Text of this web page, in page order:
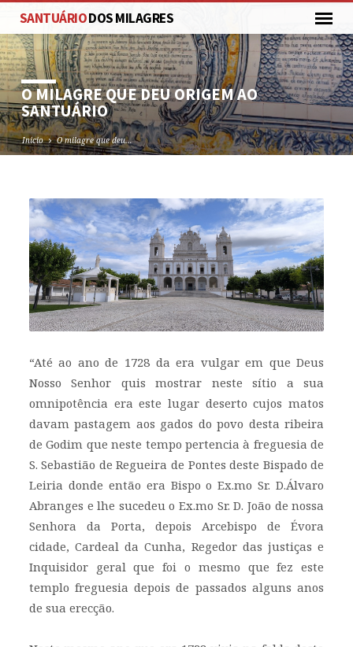
SANTUÁRIODOS MILAGRES
O MILAGRE QUE DEU ORIGEM AO
SANTUÁRIO
Inicio O milagre que deu…
O
MILAGRE
QUE
DEU
ORIGEM
AO
SANTUÁRIO
“Até ao ano de 1728 da era vulgar em que Deus
Nosso Senhor quis mostrar neste sítio a sua
omnipotência era este lugar deserto cujos matos
davam pastagem aos gados do povo desta ribeira
de Godim que neste tempo pertencia à freguesia de
S. Sebastião de Regueira de Pontes deste Bispado de
Leiria donde então era Bispo o Ex.mo Sr. D.Álvaro
Abranges e lhe sucedeu o Ex.mo Sr. D. João de nossa
Senhora da Porta, depois Arcebispo de Évora
cidade, Cardeal da Cunha, Regedor das justiças e
Inquisidor geral que foi o mesmo que fez este
templo freguesia depois de passados alguns anos
de sua erecção.